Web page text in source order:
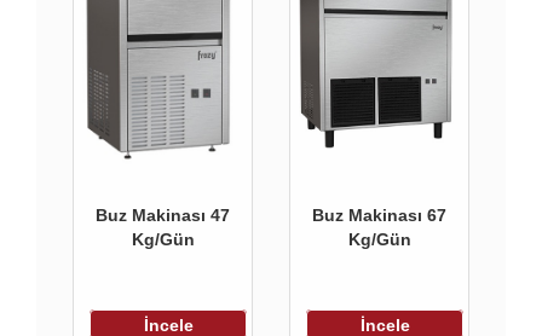
Buz Makinası 47
Kg/Gün
İncele
Buz Makinası 67
Kg/Gün
İncele